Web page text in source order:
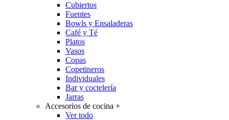
Cubiertos
Fuentes
Bowls y Ensaladeras
Café y Té
Platos
Vasos
Copas
Copetineros
Individuales
Bar y coctelería
Jarras
Accesorios de cocina +
Ver todo